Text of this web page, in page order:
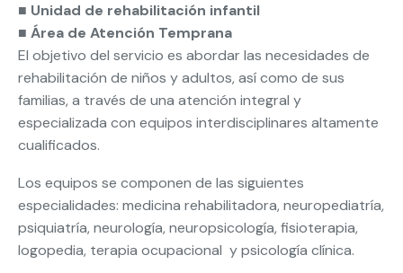
■ Unidad de rehabilitación infantil
■ Área de Atención Temprana
El objetivo del servicio es abordar las necesidades de
rehabilitación de niños y adultos, así como de sus
familias, a través de una atención integral y
especializada con equipos interdisciplinares altamente
cualificados.
Los equipos se componen de las siguientes
especialidades: medicina rehabilitadora, neuropediatría,
psiquiatría, neurología, neuropsicología, fisioterapia,
logopedia, terapia ocupacional y psicología clínica.